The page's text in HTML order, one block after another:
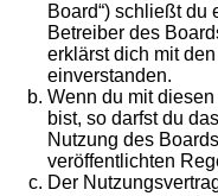
Board“) schließt du
Betreiber des
erklärst dich mit
einverstanden.
Wenn du mit
bist, so darfst du
Nutzung des
veröffentlichten
Der